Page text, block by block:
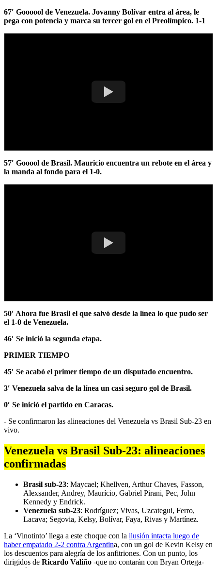
67′ Goooool de Venezuela. Jovanny Bolívar entra al área, le
pega con potencia y marca su tercer gol en el Preolímpico. 1-1
57′ Gooool de Brasil. Mauricio encuentra un rebote en el área y
la manda al fondo para el 1-0.
50′ Ahora fue Brasil el que salvó desde la línea lo que pudo ser
el 1-0 de Venezuela.
46′ Se inició la segunda etapa.
PRIMER TIEMPO
45′ Se acabó el primer tiempo de un disputado encuentro.
3′ Venezuela salva de la línea un casi seguro gol de Brasil.
0′ Se inició el partido en Caracas.
- Se confirmaron las alineaciones del Venezuela vs Brasil Sub-23 en
vivo.
Venezuela vs Brasil Sub-23: alineaciones
confirmadas
Brasil sub-23: Maycael; Khellven, Arthur Chaves, Fasson,
Alexsander, Andrey, Maurício, Gabriel Pirani, Pec, John
Kennedy y Endrick.
Venezuela sub-23: Rodríguez; Vivas, Uzcategui, Ferro,
Lacava; Segovia, Kelsy, Bolívar, Faya, Rivas y Martínez.
La ‘Vinotinto’ llega a este choque con la ilusión intacta luego de
haber empatado 2-2 contra Argentina, con un gol de Kevin Kelsy en
los descuentos para alegría de los anfitriones. Con un punto, los
dirigidos de Ricardo Valiño -que no contarán con Bryan Ortega-